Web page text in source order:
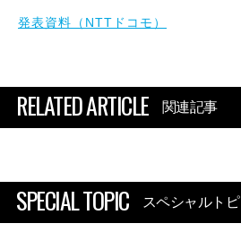
発表資料（NTTドコモ）
RELATED ARTICLE 関連記事
SPECIAL TOPIC スペシャルト